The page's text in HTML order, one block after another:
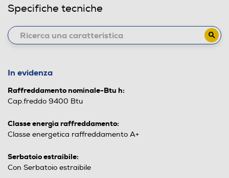
Specifiche tecniche
In evidenza
Raffreddamento nominale-Btu h:
Cap.freddo 9400 Btu
Classe energia raffreddamento:
Classe energetica raffreddamento A+
Serbatoio estraibile:
Con Serbatoio estraibile